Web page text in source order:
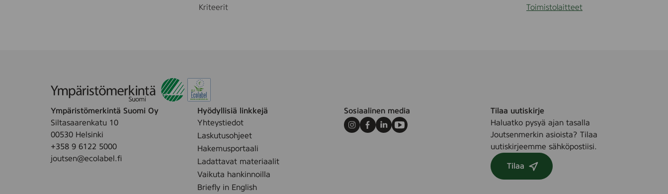
Kriteerit Toimistolaitteet
Ympäristömerkintä Suomi Oy
Siltasaarenkatu 10
00530 Helsinki
+358 9 6122 5000
joutsen@ecolabel.fi
Hyödyllisiä linkkejä
Yhteystiedot
Laskutusohjeet
Hakemusportaali
Ladattavat materiaalit
Vaikuta hankinnoilla
Briefly in English
Sosiaalinen media
Instagram
Facebook
LinkedInYoutube
Tilaa uutiskirje
Haluatko pysyä ajan tasalla
Joutsenmerkin asioista? Tilaa
uutiskirjeemme sähköpostiisi.
Tilaa